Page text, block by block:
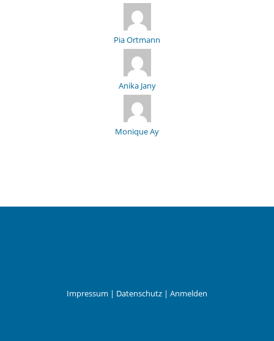
Pia Ortmann
Anika Jany
Monique Ay
Impressum | Datenschutz | Anmelden